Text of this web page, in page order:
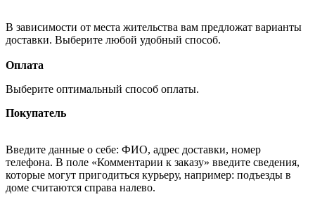
В зависимости от места жительства вам предложат варианты
доставки. Выберите любой удобный способ.
Оплата
Выберите оптимальный способ оплаты.
Покупатель
Введите данные о себе: ФИО, адрес доставки, номер
телефона. В поле «Комментарии к заказу» введите сведения,
которые могут пригодиться курьеру, например: подъезды в
доме считаются справа налево.